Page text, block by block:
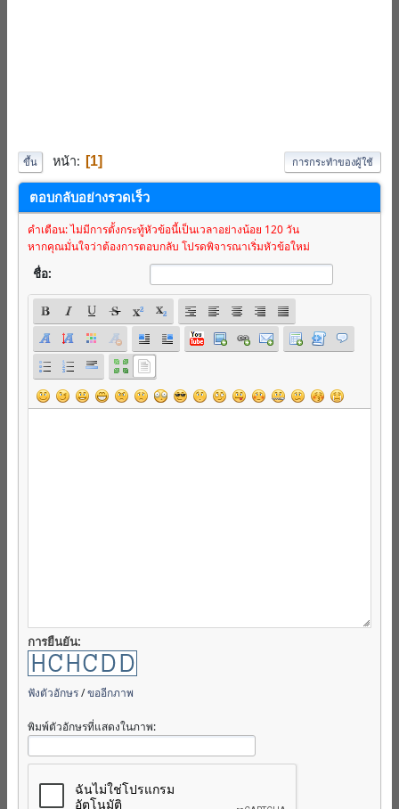
ขึ้น หน้า 1 การกระทำของผู้ใช้
ตอบกลับอย่างรวดเร็ว
คำเตือน: ไม่มีการตั้งกระทู้หัวข้อนี้เป็นเวลาอย่างน้อย 120 วัน
หากคุณมั่นใจว่าต้องการตอบกลับ โปรดพิจารณาเริ่มหัวข้อใหม่
ชื่อ:
การยืนยัน:
ฟังตัวอักษร/ขออีกภาพ
พิมพ์ตัวอักษรที่แสดงในภาพ: